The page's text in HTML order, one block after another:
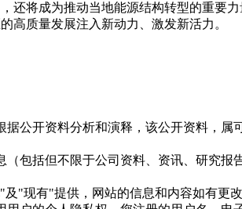
还将成为推动当地能源结构转型的重要
高质量发展注入新动力、激发新活力。
据公开资料分析和演释，该公开资料，
（包括但不限于公司资料、资讯、研究
"现有"提供，网站的信息和内容如有更改